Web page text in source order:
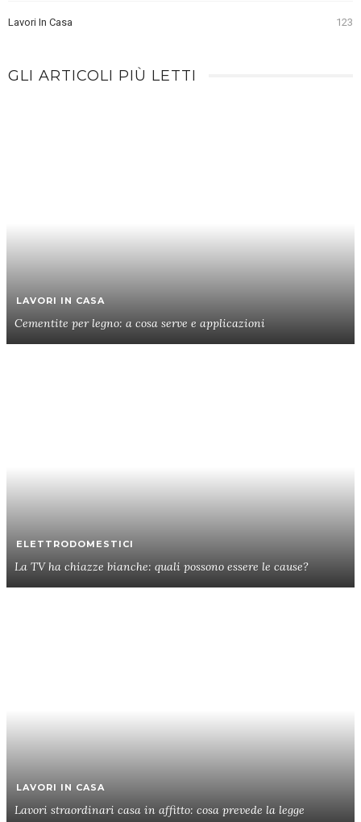
Lavori In Casa 123
GLI ARTICOLI PIÙ LETTI
LAVORI IN CASA
Cementite per legno: a cosa serve e applicazioni
ELETTRODOMESTICI
La TV ha chiazze bianche: quali possono essere le cause?
LAVORI IN CASA
Lavori straordinari casa in affitto: cosa prevede la legge